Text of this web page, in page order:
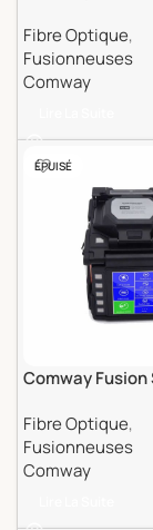
Fibre Optique,
Fusionneuses
Comway
ÉPUISÉ
Comway
Fibre Optique,
Fusionneuses
Comway